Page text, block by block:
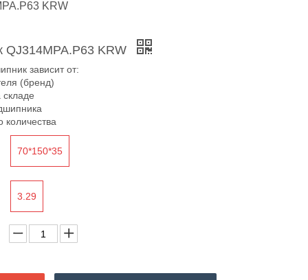
KRW
QJ314MPA.P63 KRW
зависит от:
(бренд)
количества
70*150*35
3.29